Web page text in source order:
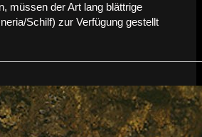
müssen der Art lang blättrige
Schilf) zur Verfügung gestellt